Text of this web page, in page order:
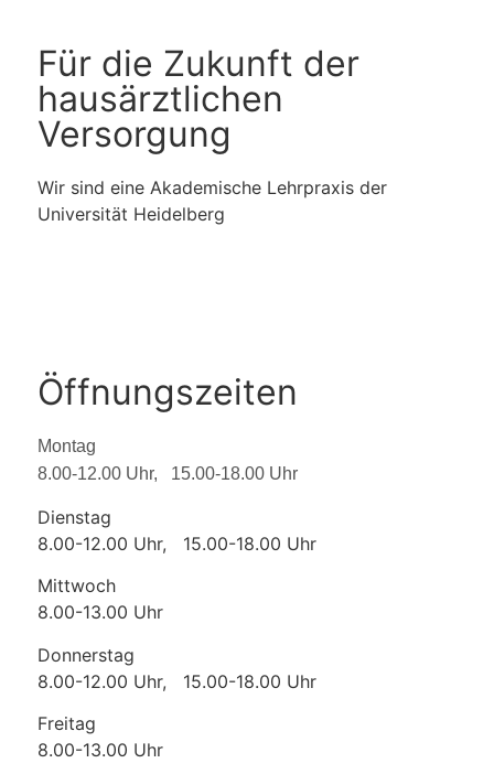
Für die Zukunft der
hausärztlichen
Versorgung
Wir sind eine Akademische Lehrpraxis der
Universität Heidelberg
Öffnungszeiten
Montag
8.00-12.00 Uhr, 15.00-18.00 Uhr
Dienstag
8.00-12.00 Uhr, 15.00-18.00 Uhr
Mittwoch
8.00-13.00 Uhr
Donnerstag
8.00-12.00 Uhr, 15.00-18.00 Uhr
Freitag
8.00-13.00 Uhr